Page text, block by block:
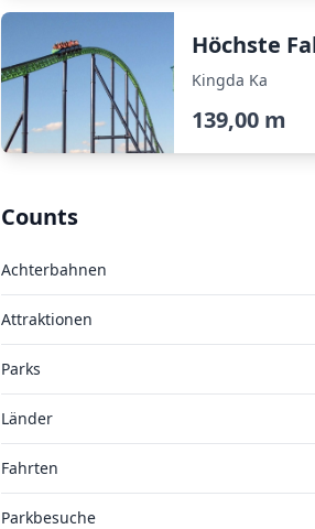
Höchste
Kingda Ka
139,00 m
Counts
Achterbahnen
Attraktionen
Parks
Länder
Fahrten
Parkbesuche